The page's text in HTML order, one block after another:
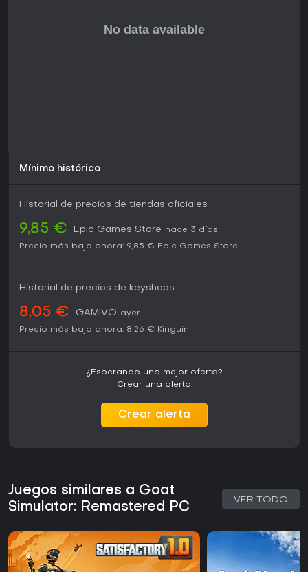
repetición puede aparecer en sesiones prolongadas en
Mínimo histórico
Historial de precios de tiendas oficiales
9,85 € Epic Games Store
hace 3 días
Precio más bajo ahora: 9,85 € Epic Games Store
Historial de precios de keyshops
8,05 € GAMIVO ayer
Precio más bajo ahora: 8,26 € Kinguin
¿Esperando una mejor oferta?
Crear una alerta.
Crear alerta
Juegos similares a Goat
Simulator: Remastered PC
VER TODO